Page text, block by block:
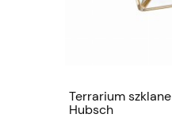
Terrarium szklane
Hubsch